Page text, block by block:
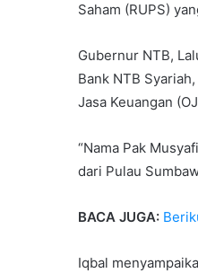
Saham (RUPS)
Gubernur NTB,
Bank NTB
Jasa Keuangan
“Nama Pak
dari Pulau
BACA JUGA:
Iqbal